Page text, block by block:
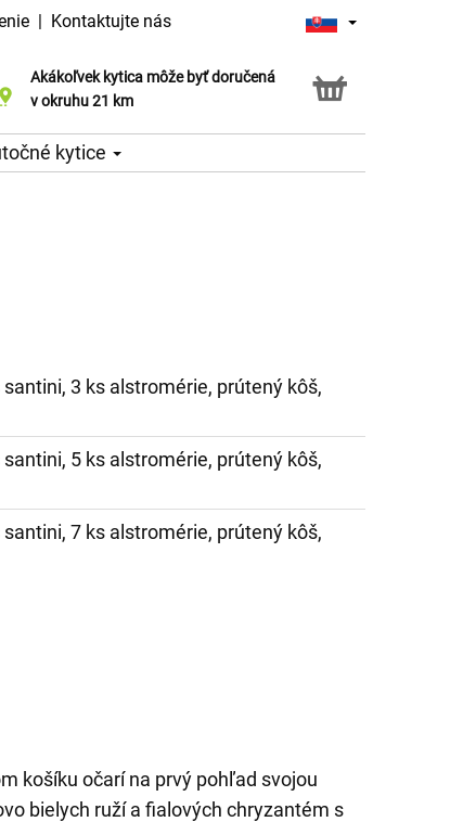
| Kontaktujte nás
Akákoľvek kytica môže byť doručená
v okruhu 21 km
Služba Click & Collect
kytice
santini, 3 ks alstromérie, prútený kôš,
santini, 5 ks alstromérie, prútený kôš,
santini, 7 ks alstromérie, prútený kôš,
košíku očarí na prvý pohľad svojou
bielych ruží a fialových chryzantém s